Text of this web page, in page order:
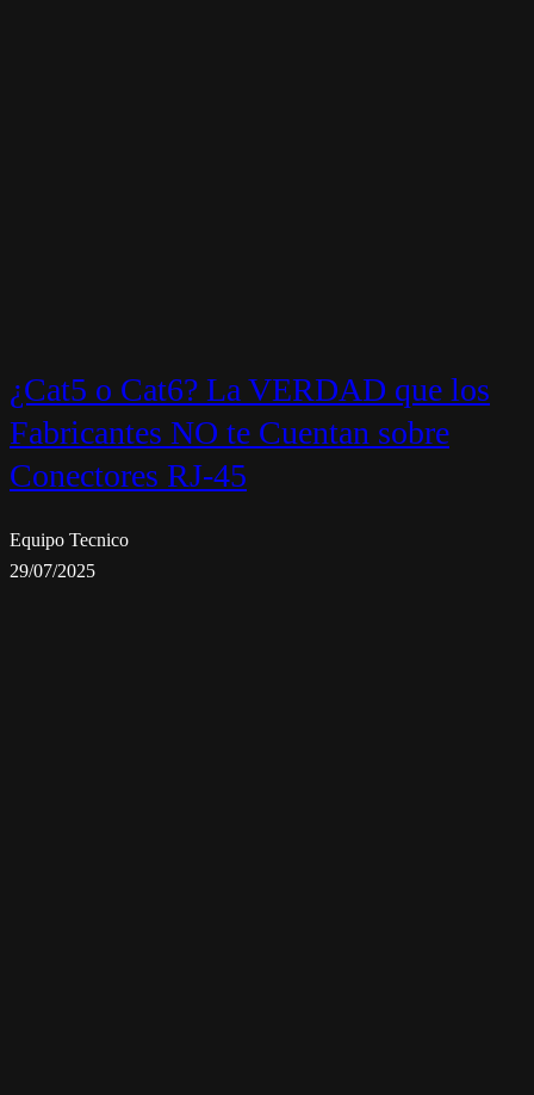
¿Cat5 o Cat6? La VERDAD que los
Fabricantes NO te Cuentan sobre
Conectores RJ-45
Equipo Tecnico
29/07/2025